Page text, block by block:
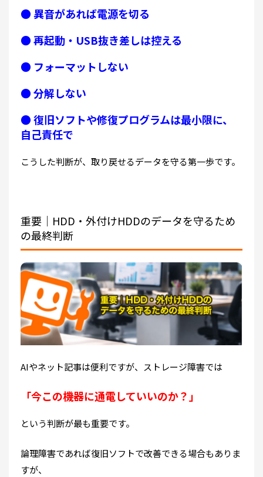
● 異音があれば電源を切る
● 再起動・USB抜き差しは控える
● フォーマットしない
● 分解しない
● 復旧ソフトや修復プログラムは最小限に、
自己責任で
こうした判断が、 取り戻せるデータを守る第一歩です。
重要｜HDD・外付けHDDのデータを守るため
の最終判断
AIやネット記事は便利ですが、ストレージ障害では
「今この機器に通電していいのか？」
という判断が最も重要です。
論理障害であれば復旧ソフトで改善できる場合もありま
すが、